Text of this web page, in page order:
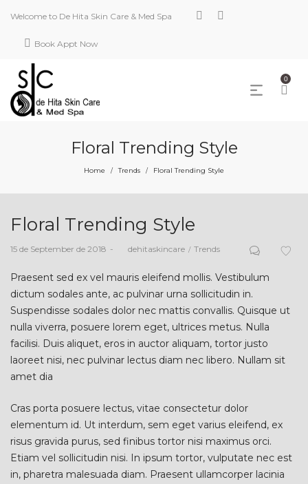
Welcome to De Hita Skin Care & Med Spa
Book Appt Now
0
Floral Trending Style
Home / Trends / Floral Trending Style
Floral Trending Style
Posted
15 de September de 2018 bydehitaskincare
Posted
Trends
Praesent sed ex vel mauris eleifend mollis. Vestibulum
dictum sodales ante, ac pulvinar urna sollicitudin in.
Suspendisse sodales dolor nec mattis convallis. Quisque ut
nulla viverra, posuere lorem eget, ultrices metus. Nulla
facilisi. Duis aliquet, eros in auctor aliquam, tortor justo
laoreet nisi, nec pulvinar lectus diam nec libero. Nullam sit
amet dia
Cras porta posuere lectus, vitae consectetur dolor
elementum id. Ut interdum, sem eget varius eleifend, ex
risus gravida purus, sed finibus tortor nisi maximus orci.
Etiam vel sollicitudin nisi. In ipsum tortor, vulputate nec est
in, pharetra malesuada diam. Praesent ullamcorper lacinia